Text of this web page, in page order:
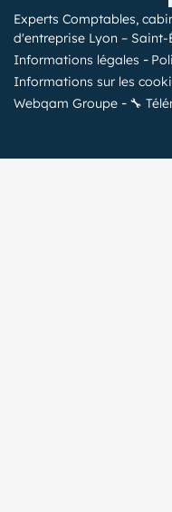
Experts Comptables,
d'entreprise Lyon – Saint-
Informations légales
Informations sur les
Webqam Groupe
🔧